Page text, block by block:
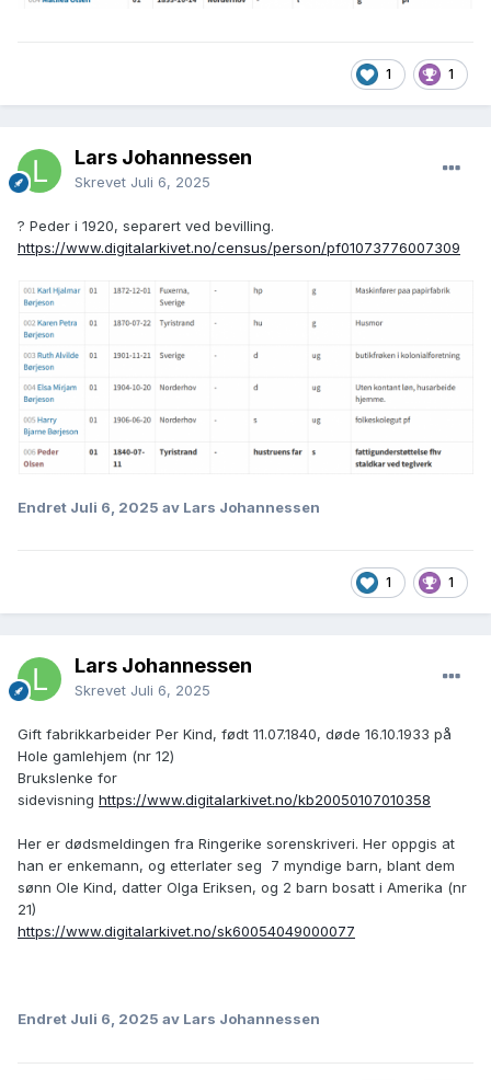
1 1
Lars Johannessen
Skrevet Juli 6, 2025
? Peder i 1920, separert ved bevilling.
https://www.digitalarkivet.no/census/person/pf01073776007309
Endret Juli 6, 2025 av Lars Johannessen
1 1
Lars Johannessen
Skrevet Juli 6, 2025
Gift fabrikkarbeider Per Kind, født 11.07.1840, døde 16.10.1933 på
Hole gamlehjem (nr 12)
Brukslenke for
sidevisning https://www.digitalarkivet.no/kb20050107010358
Her er dødsmeldingen fra Ringerike sorenskriveri. Her oppgis at
han er enkemann, og etterlater seg 7 myndige barn, blant dem
sønn Ole Kind, datter Olga Eriksen, og 2 barn bosatt i Amerika (nr
21)
https://www.digitalarkivet.no/sk60054049000077
Endret Juli 6, 2025 av Lars Johannessen